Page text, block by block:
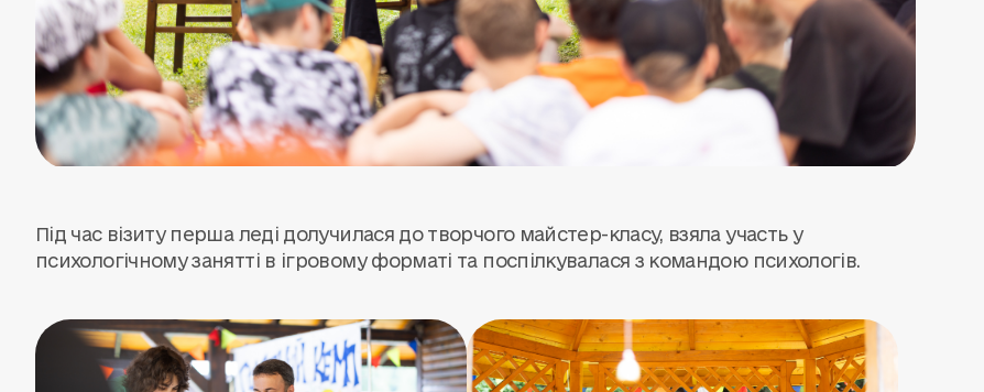
Під час візиту перша леді долучилася до творчого майстер-класу, взяла участь у
психологічному занятті в ігровому форматі та поспілкувалася з командою психологів.